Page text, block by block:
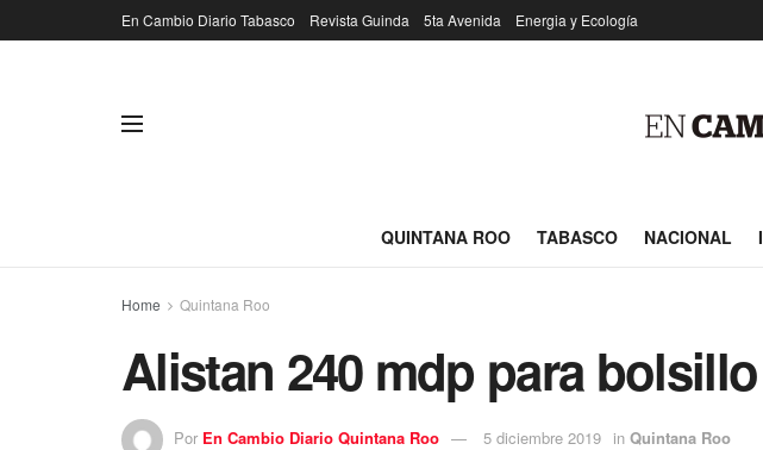
En Cambio Diario Tabasco Revista Guinda 5ta Avenida Energia y Ecología
QUINTANA ROO TABASCO NACIONAL
Home Quintana Roo
Alistan 240 mdp para
Por En Cambio Diario Quintana Roo 5 diciembre 2019 in Quintana Roo